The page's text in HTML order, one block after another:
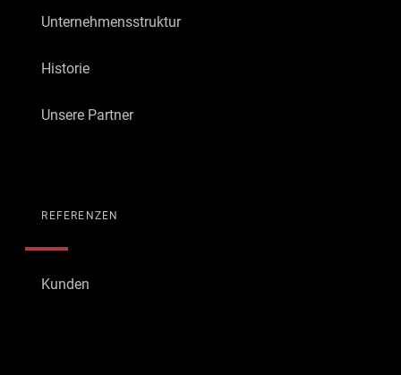
Unternehmensstruktur
Historie
Unsere Partner
REFERENZEN
Kunden